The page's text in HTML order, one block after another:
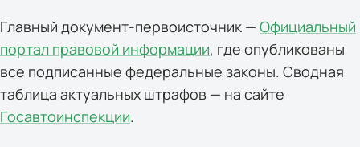
Главный документ-первоисточник — Официальный
портал правовой информации, где опубликованы
все подписанные федеральные законы. Сводная
таблица актуальных штрафов — на сайте
Госавтоинспекции.